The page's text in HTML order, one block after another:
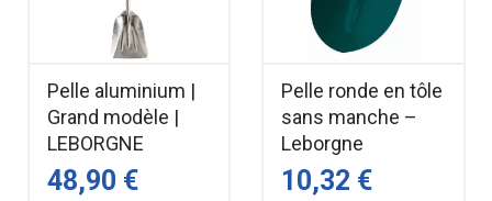
Pelle aluminium |
Grand modèle |
LEBORGNE
48,90 €
Pelle ronde en tôle
sans manche –
Leborgne
10,32 €